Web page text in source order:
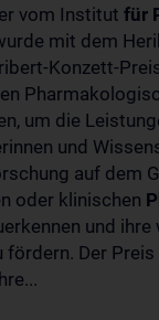
vom Institut für
mit dem
Konzett-
um die
und
auf dem
oder klinischen
und ihre
fördern. Der